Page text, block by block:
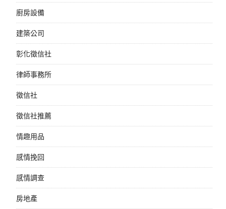
廚房設備
建築公司
彰化徵信社
律師事務所
徵信社
徵信社推薦
情趣用品
感情挽回
感情調查
房地產